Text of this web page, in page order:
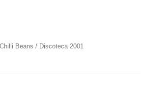
Beans / Discoteca 2001